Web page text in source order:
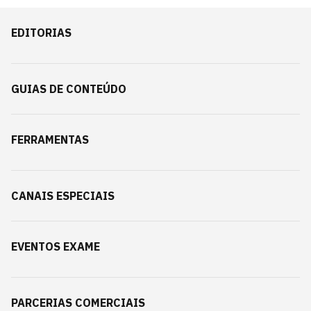
EDITORIAS
GUIAS DE CONTEÚDO
FERRAMENTAS
CANAIS ESPECIAIS
EVENTOS EXAME
PARCERIAS COMERCIAIS